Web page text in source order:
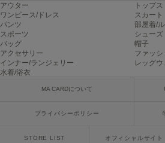
アウター
トップス
ワンピース/ドレス
スカート
パンツ
部屋着/
スポーツ
シューズ
バッグ
帽子
アクセサリー
ファッ
インナー/ランジェリー
レッグウ
水着/浴衣
MA CARDについて
プライバシーポリシー
STORE LIST オフィシャルサイト